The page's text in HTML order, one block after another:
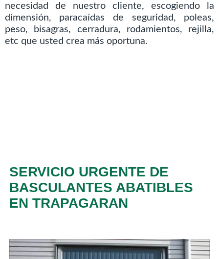
necesidad de nuestro cliente, escogiendo la
dimensión, paracaídas de seguridad, poleas,
peso, bisagras, cerradura, rodamientos, rejilla,
etc que usted crea más oportuna.
SERVICIO URGENTE DE
BASCULANTES ABATIBLES
EN TRAPAGARAN